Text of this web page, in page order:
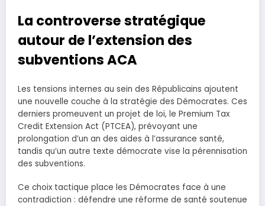
La controverse stratégique
autour de l’extension des
subventions ACA
Les tensions internes au sein des Républicains ajoutent
une nouvelle couche à la stratégie des Démocrates. Ces
derniers promeuvent un projet de loi, le Premium Tax
Credit Extension Act (PTCEA), prévoyant une
prolongation d’un an des aides à l’assurance santé,
tandis qu’un autre texte démocrate vise la pérennisation
des subventions.
Ce choix tactique place les Démocrates face à une
contradiction : défendre une réforme de santé soutenue